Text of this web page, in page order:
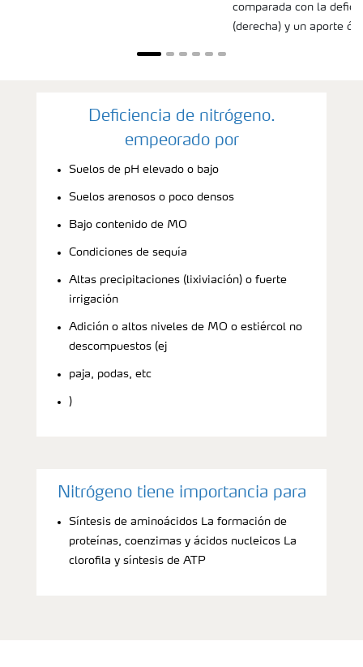
comparada con la
(derecha) y un aporte
Deficiencia de nitrógeno.
empeorado por
Suelos de pH elevado o bajo
Suelos arenosos o poco densos
Bajo contenido de MO
Condiciones de sequía
Altas precipitaciones (lixiviación) o fuerte
irrigación
Adición o altos niveles de MO o estiércol no
descompuestos (ej
paja, podas, etc
)
Nitrógeno tiene importancia para
Síntesis de aminoácidos La formación de
proteínas, coenzimas y ácidos nucleicos La
clorofila y síntesis de ATP